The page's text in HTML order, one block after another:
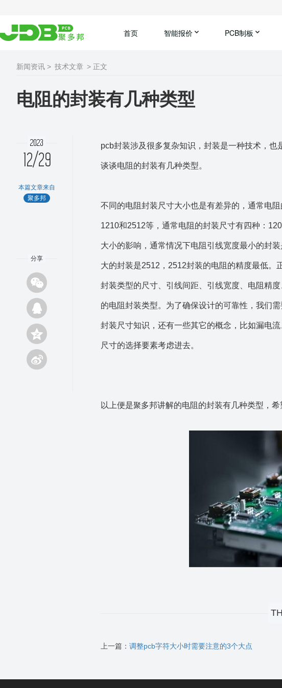
首页 智能报价 PCB制板
新闻资讯 > 技术文章 > 正文
电阻的封装有几种类型
2023
12/29
本篇文章来自
聚多邦
分享
pcb封装涉及很多复杂知识，封装是一种技术，也
谈谈电阻的封装有几种类型。
不同的电阻封装尺寸大小也是有差异的，通常电
1210和2512等，通常电阻的封装尺寸有四种：
大小的影响，通常情况下电阻引线宽度最小的封
大的封装是2512，2512封装的电阻的精度最低。
封装类型的尺寸、引线间距、引线宽度、电阻精
的电阻封装类型。为了确保设计的可靠性，我们
封装尺寸知识，还有一些其它的概念，比如漏电
尺寸的选择要素考虑进去。
以上便是聚多邦讲解的电阻的封装有几种类型，希
上一篇： 调整pcb字符大小时需要注意的3个大点